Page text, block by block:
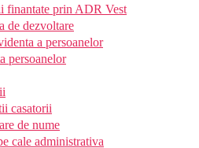
finantate prin ADR Vest
de dezvoltare
a persoanelor
persoanelor
casatorii
de nume
cale administrativa